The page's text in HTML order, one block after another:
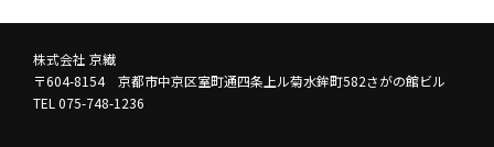
株式会社 京繊
〒604-8154 京都市中京区室町通四条上ル菊水鉾町582さがの館ビル
TEL 075-748-1236